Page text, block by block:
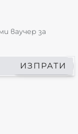
ваучер за
ИЗПРАТИ